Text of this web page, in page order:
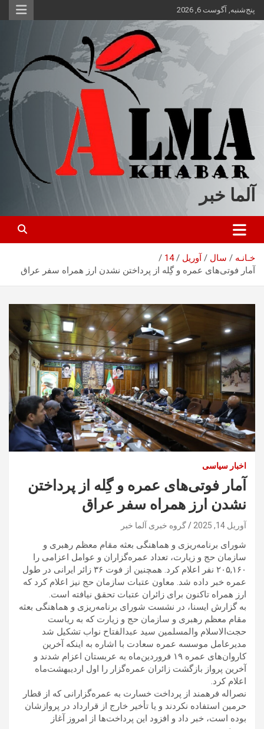
محتوا
پنج‌شنبه, آگوست 6, 2026
آلما خبر
خـانـه سال آوریل
14
آمار فوتی‌های عمره و گِله از پرداختن نشدن ارز همراه سفر عراق
اخبار سیاسی
آمار فوتی‌های عمره و گِله از پرداختن
نشدن ارز همراه سفر عراق
آوریل 14, 2025 گروه خبری آلما خبر
شورای برنامه‌ریزی و هماهنگی بعثه مقام معظم رهبری و
سازمان حج و زیارت، تعداد عمره‌گزاران و عوامل اعزامی را
۲۰۵,۱۶۰ نفر اعلام کرد. همچنین از فوت ۳۶ زائر ایرانی در طول
عمره خبر داده شد. معاون عتبات سازمان حج نیز اعلام کرد که
ارز همراه تاکنون برای زائران عتبات تحقق نیافته است.
به گزارش ایسنا، در نشست شورای برنامه‌ریزی و هماهنگی بعثه
مقام معظم رهبری و سازمان حج و زیارت که به ریاست
حجت‌الاسلام والمسلمین سید عبدالفتاح نواب تشکیل شد
مدیرعامل موسسه عمره سعادت با اشاره به اینکه آخرین
کاروان‌های عمره ۱۹ فروردین‌ماه به عربستان اعزام شدند و
آخرین پرواز بازگشت زائران عمره‌گزار را اول اردیبهشت‌ماه
اعلام کرد.
نصراله فرهمند از پرداخت خسارت به عمره‌گزارانی که از قطار
حرمین استفاده نکردند و یا تأخیر خارج از قرارداد در پروازشان
بوده است، خبر داد و افزود این پرداخت‌ها از امروز آغاز